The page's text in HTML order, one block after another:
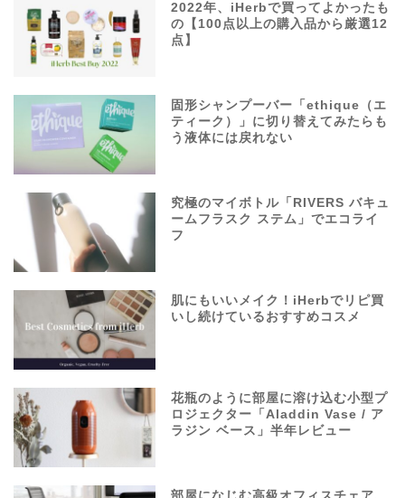
2022年、iHerbで買ってよかったも
の【100点以上の購入品から厳選12
点】
固形シャンプーバー「ethique（エ
ティーク）」に切り替えてみたらも
う液体には戻れない
究極のマイボトル「RIVERS バキュ
ームフラスク ステム」でエコライ
フ
肌にもいいメイク！iHerbでリピ買
いし続けているおすすめコスメ
花瓶のように部屋に溶け込む小型プ
ロジェクター「Aladdin Vase / ア
ラジン ベース」半年レビュー